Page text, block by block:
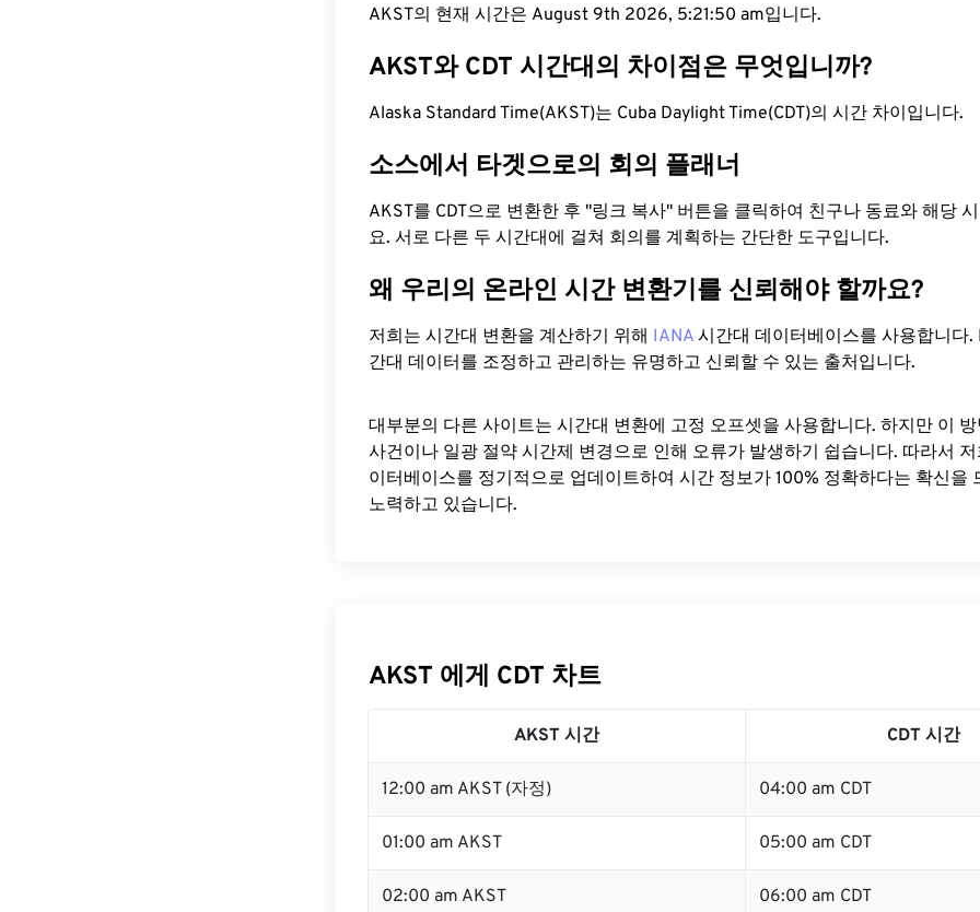
AKST의 현재 시간은 August 9th 2026, 5:21:51 am입니다.
AKST와 CDT 시간대의 차이점은 무엇입니까?
Alaska Standard Time(AKST)는 Cuba Daylight Time(CDT)의 시간 차이입니다.
소스에서 타겟으로의 회의 플래너
AKST를 CDT으로 변환한 후 "링크 복사" 버튼을 클릭하여 친구나 동료와 해당
요. 서로 다른 두 시간대에 걸쳐 회의를 계획하는 간단한 도구입니다.
왜 우리의 온라인 시간 변환기를 신뢰해야 할까요?
저희는 시간대 변환을 계산하기 위해 IANA 시간대 데이터베이스를 사용합니다.
간대 데이터를 조정하고 관리하는 유명하고 신뢰할 수 있는 출처입니다.
대부분의 다른 사이트는 시간대 변환에 ​​고정 오프셋을 사용합니다. 하지만 이
사건이나 일광 절약 시간제 변경으로 인해 오류가 발생하기 쉽습니다. 따라서 저
이터베이스를 정기적으로 업데이트하여 시간 정보가 100% 정확하다는 확신을
노력하고 있습니다.
AKST 에게 CDT 차트
AKST 시간 CDT 시간
12:00 am AKST (자정) 04:00 am CDT
01:00 am AKST 05:00 am CDT
02:00 am AKST 06:00 am CDT